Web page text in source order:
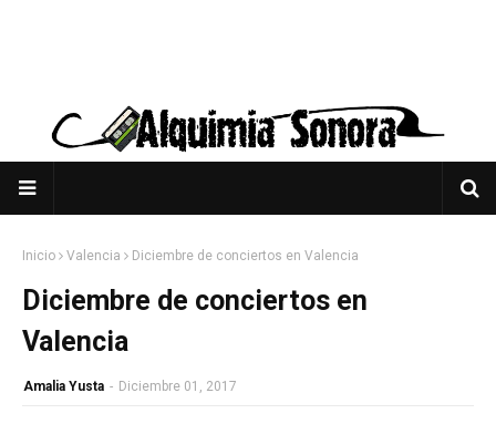
Inicio Valencia Diciembre de conciertos en Valencia
Diciembre de conciertos en
Valencia
Amalia Yusta - Diciembre 01, 2017